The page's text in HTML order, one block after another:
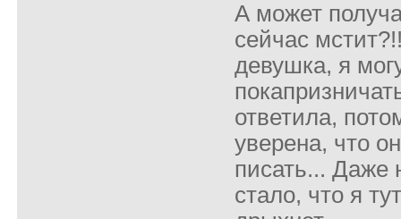
А может
сейчас
девушка, я
ответила,
уверена, что
писать... Даже
стало, что я